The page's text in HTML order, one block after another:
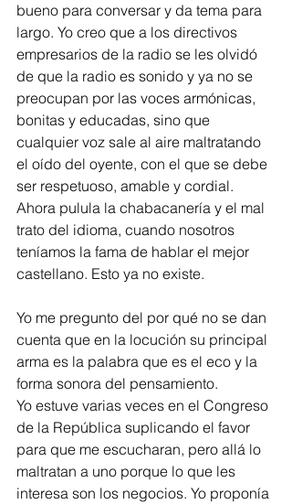
bueno para conversar y da tema para
largo. Yo creo que a los directivos
empresarios de la radio se les olvidó
de que la radio es sonido y ya no se
preocupan por las voces armónicas,
bonitas y educadas, sino que
cualquier voz sale al aire maltratando
el oído del oyente, con el que se debe
ser respetuoso, amable y cordial.
Ahora pulula la chabacanería y el mal
trato del idioma, cuando nosotros
teníamos la fama de hablar el mejor
castellano. Esto ya no existe.
Yo me pregunto del por qué no se dan
cuenta que en la locución su principal
arma es la palabra que es el eco y la
forma sonora del pensamiento.
Yo estuve varias veces en el Congreso
de la República suplicando el favor
para que me escucharan, pero allá lo
maltratan a uno porque lo que les
interesa son los negocios. Yo proponía